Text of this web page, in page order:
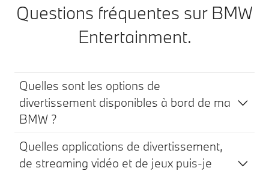
Questions fréquentes sur BMW
Entertainment.
Quelles sont les options de
divertissement disponibles à bord de ma
BMW ?
Quelles applications de divertissement,
de streaming vidéo et de jeux puis-je